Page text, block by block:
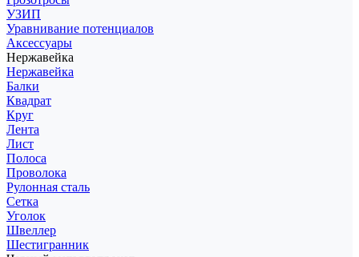
УЗИП
Уравнивание потенциалов
Аксессуары
Нержавейка
Нержавейка
Балки
Квадрат
Круг
Лента
Лист
Полоса
Проволока
Рулонная сталь
Сетка
Уголок
Швеллер
Шестигранник